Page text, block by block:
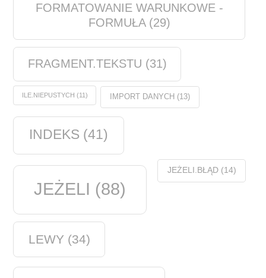
FORMATOWANIE WARUNKOWE -
FORMUŁA(29)
FRAGMENT.TEKSTU (31)
ILE.NIEPUSTYCH (11) IMPORT DANYCH (13)
INDEKS (41)
JEŻELI (88)
JEŻELI.BŁĄD(14)
LEWY (34)